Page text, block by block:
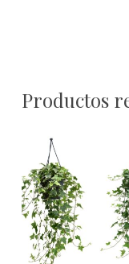
Productos